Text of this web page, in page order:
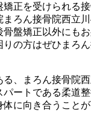
矯正を受けられる
まろん接骨院西立
盤矯正以外にもお
の方はぜひまろ
る、まろん接骨院
ートである柔道
に向き合うことが